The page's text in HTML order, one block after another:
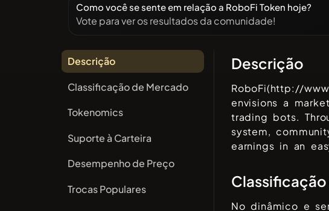
Como você se sente em relação a RoboFi Token hoje?
Vote para ver os resultados da comunidade!
Descrição
Classificação de Mercado
Tokenomics
Suporte à Carteira
Desempenho de Preço
Trocas Populares
Descrição
RoboFi(http://
envisions a
trading bots.
system,
earnings in an
No dinâmico e